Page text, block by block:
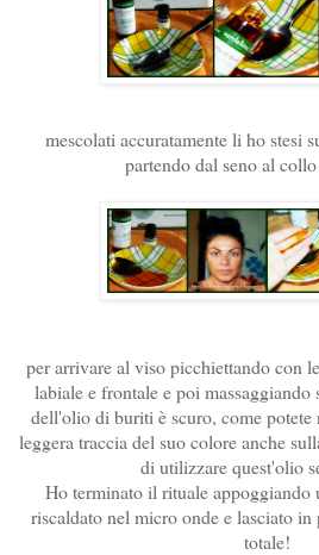
mescolati accuratamente li ho stesi
partendo dal seno al
per arrivare al viso picchiettando con
labiale e frontale e poi
dell'olio di buriti è scuro, come potete
leggera traccia del suo colore anche
di utilizzare quest'olio
Ho terminato il rituale appoggiando
riscaldato nel micro onde e lasciato
totale!